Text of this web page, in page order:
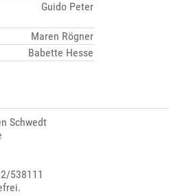
Guido Peter
Maren Rögner
Babette Hesse
Schwedt
538111